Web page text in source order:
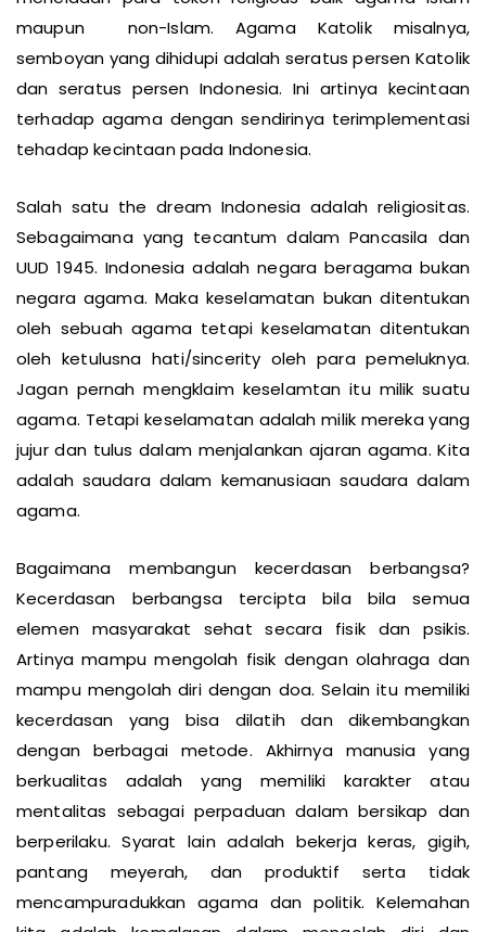
maupun non-Islam. Agama Katolik misalnya,
semboyan yang dihidupi adalah seratus persen Katolik
dan seratus persen Indonesia. Ini artinya kecintaan
terhadap agama dengan sendirinya terimplementasi
tehadap kecintaan pada Indonesia.
Salah satu the dream Indonesia adalah religiositas.
Sebagaimana yang tecantum dalam Pancasila dan
UUD 1945. Indonesia adalah negara beragama bukan
negara agama. Maka keselamatan bukan ditentukan
oleh sebuah agama tetapi keselamatan ditentukan
oleh ketulusna hati/sincerity oleh para pemeluknya.
Jagan pernah mengklaim keselamtan itu milik suatu
agama. Tetapi keselamatan adalah milik mereka yang
jujur dan tulus dalam menjalankan ajaran agama. Kita
adalah saudara dalam kemanusiaan saudara dalam
agama.
Bagaimana membangun kecerdasan berbangsa?
Kecerdasan berbangsa tercipta bila bila semua
elemen masyarakat sehat secara fisik dan psikis.
Artinya mampu mengolah fisik dengan olahraga dan
mampu mengolah diri dengan doa. Selain itu memiliki
kecerdasan yang bisa dilatih dan dikembangkan
dengan berbagai metode. Akhirnya manusia yang
berkualitas adalah yang memiliki karakter atau
mentalitas sebagai perpaduan dalam bersikap dan
berperilaku. Syarat lain adalah bekerja keras, gigih,
pantang meyerah, dan produktif serta tidak
mencampuradukkan agama dan politik. Kelemahan